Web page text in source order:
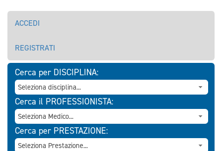
ACCEDI
REGISTRATI
Cerca per DISCIPLINA:
Cerca il PROFESSIONISTA:
Cerca per PRESTAZIONE: